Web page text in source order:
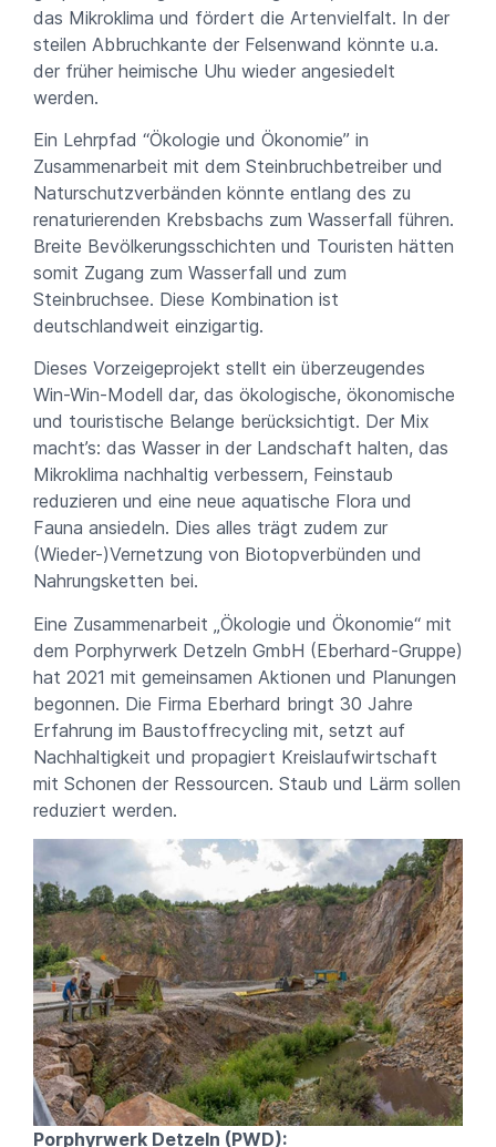
das Mikroklima und fördert die Artenvielfalt. In der
steilen Abbruchkante der Felsenwand könnte u.a.
der früher heimische Uhu wieder angesiedelt
werden.
Ein Lehrpfad “Ökologie und Ökonomie” in
Zusammenarbeit mit dem Steinbruchbetreiber und
Naturschutzverbänden könnte entlang des zu
renaturierenden Krebsbachs zum Wasserfall führen.
Breite Bevölkerungsschichten und Touristen hätten
somit Zugang zum Wasserfall und zum
Steinbruchsee. Diese Kombination ist
deutschlandweit einzigartig.
Dieses Vorzeigeprojekt stellt ein überzeugendes
Win-Win-Modell dar, das ökologische, ökonomische
und touristische Belange berücksichtigt. Der Mix
macht’s: das Wasser in der Landschaft halten, das
Mikroklima nachhaltig verbessern, Feinstaub
reduzieren und eine neue aquatische Flora und
Fauna ansiedeln. Dies alles trägt zudem zur
(Wieder-)Vernetzung von Biotopverbünden und
Nahrungsketten bei.
Eine Zusammenarbeit „Ökologie und Ökonomie“ mit
dem Porphyrwerk Detzeln GmbH (Eberhard-Gruppe)
hat 2021 mit gemeinsamen Aktionen und Planungen
begonnen. Die Firma Eberhard bringt 30 Jahre
Erfahrung im Baustoffrecycling mit, setzt auf
Nachhaltigkeit und propagiert Kreislaufwirtschaft
mit Schonen der Ressourcen. Staub und Lärm sollen
reduziert werden.
Porphyrwerk Detzeln (PWD):